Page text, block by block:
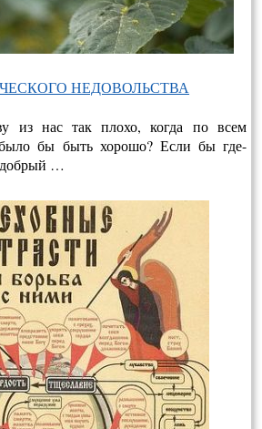
НЕДОВОЛЬСТВА
из нас так плохо, когда по всем
бы быть хорошо? Если бы где-
добрый …